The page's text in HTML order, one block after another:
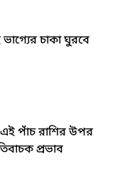
চাকা ঘুরবে
পাঁচ রাশির উপর
প্রভাব